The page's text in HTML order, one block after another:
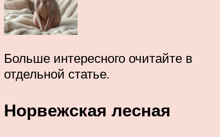
Больше интересного очитайте в
отдельной статье.
Норвежская лесная